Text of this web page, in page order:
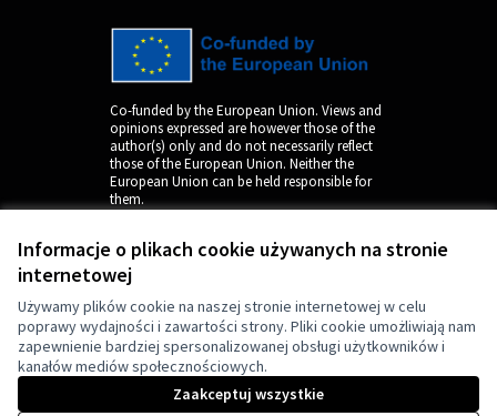
Informacje o plikach cookie używanych na stronie
internetowej
Używamy plików cookie na naszej stronie internetowej w celu
poprawy wydajności i zawartości strony. Pliki cookie umożliwiają nam
zapewnienie bardziej spersonalizowanej obsługi użytkowników i
kanałów mediów społecznościowych.
Zaakceptuj wszystkie
Co-funded by the European Union. Views and
opinions expressed are however those of the
author(s) only and do not necessarily reflect
those of the European Union. Neither the
European Union can be held responsible for
them.
by